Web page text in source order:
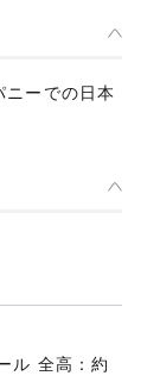
ーでの日本
ル 全高：約